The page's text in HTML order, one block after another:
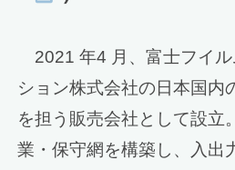
2021 年4 月、富士フイ
ション株式会社の日本国内
を担う販売会社として設立
業・保守網を構築し、入出